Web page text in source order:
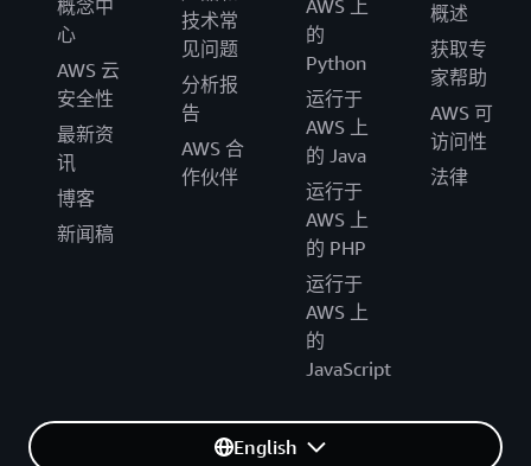
Family、AWS Transit Gateway、AWS WAF
通过联系 AWS 销售代表
，客户可以表达他们对本地区域
交付的兴趣，请求服务路线图信息，或了解服务相互依赖
关系（根据 NDA）。
概念中
心
AWS 云
安全性
最新资
讯
博客
新闻稿
技术常
见问题
分析报
告
AWS 合
作伙伴
AWS 上
的
Python
运行于
AWS 上
的 Java
运行于
AWS 上
的 PHP
运行于
AWS 上
的
JavaScript
概述
获取专
家帮助
AWS 可
访问性
法律
English